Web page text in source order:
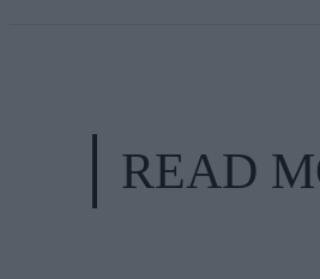
READ